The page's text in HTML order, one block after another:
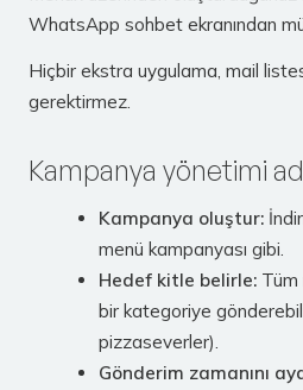
WhatsApp sohbet ekranından
Hiçbir ekstra uygulama, mail
gerektirmez.
Kampanya yönetimi
Kampanya oluştur:
menü kampanyası gibi.
Hedef kitle belirle:
bir kategoriye
pizzaseverler).
Gönderim zamanını